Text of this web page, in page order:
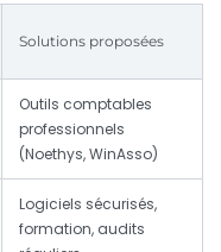
Solutions proposées
Outils comptables
professionnels
(Noethys, WinAsso)
Logiciels sécurisés,
formation, audits